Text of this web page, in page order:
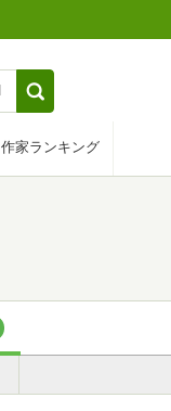
作家ランキング